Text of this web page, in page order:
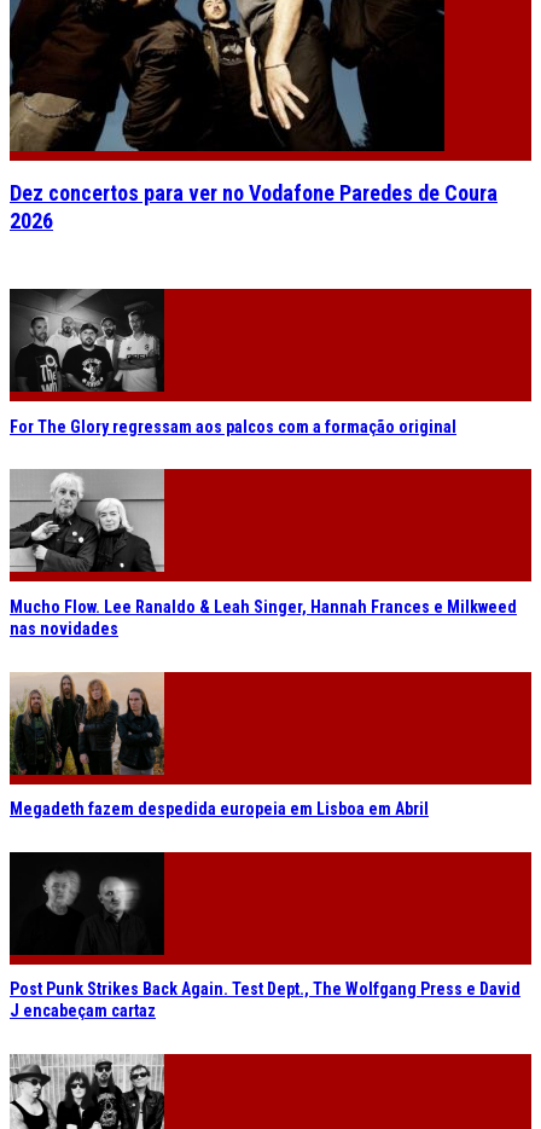
Dez concertos para ver no Vodafone Paredes de Coura
2026
For The Glory regressam aos palcos com a formação original
Mucho Flow. Lee Ranaldo & Leah Singer, Hannah Frances e Milkweed
nas novidades
Megadeth fazem despedida europeia em Lisboa em Abril
Post Punk Strikes Back Again. Test Dept., The Wolfgang Press e David
J encabeçam cartaz